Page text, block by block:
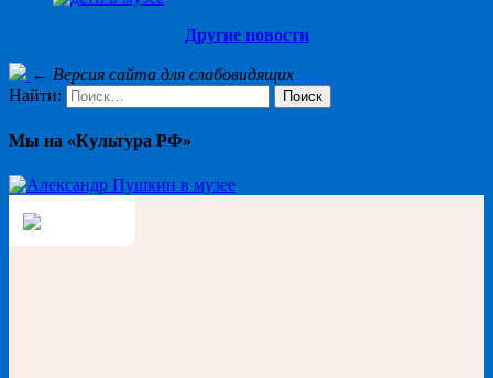
Другие новости
← Версия сайта для слабовидящих
Найти:
Мы на «Культура РФ»